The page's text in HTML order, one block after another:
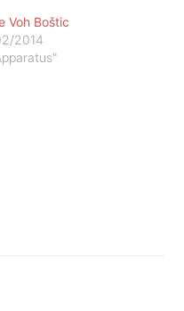
Voh Boštic
2014